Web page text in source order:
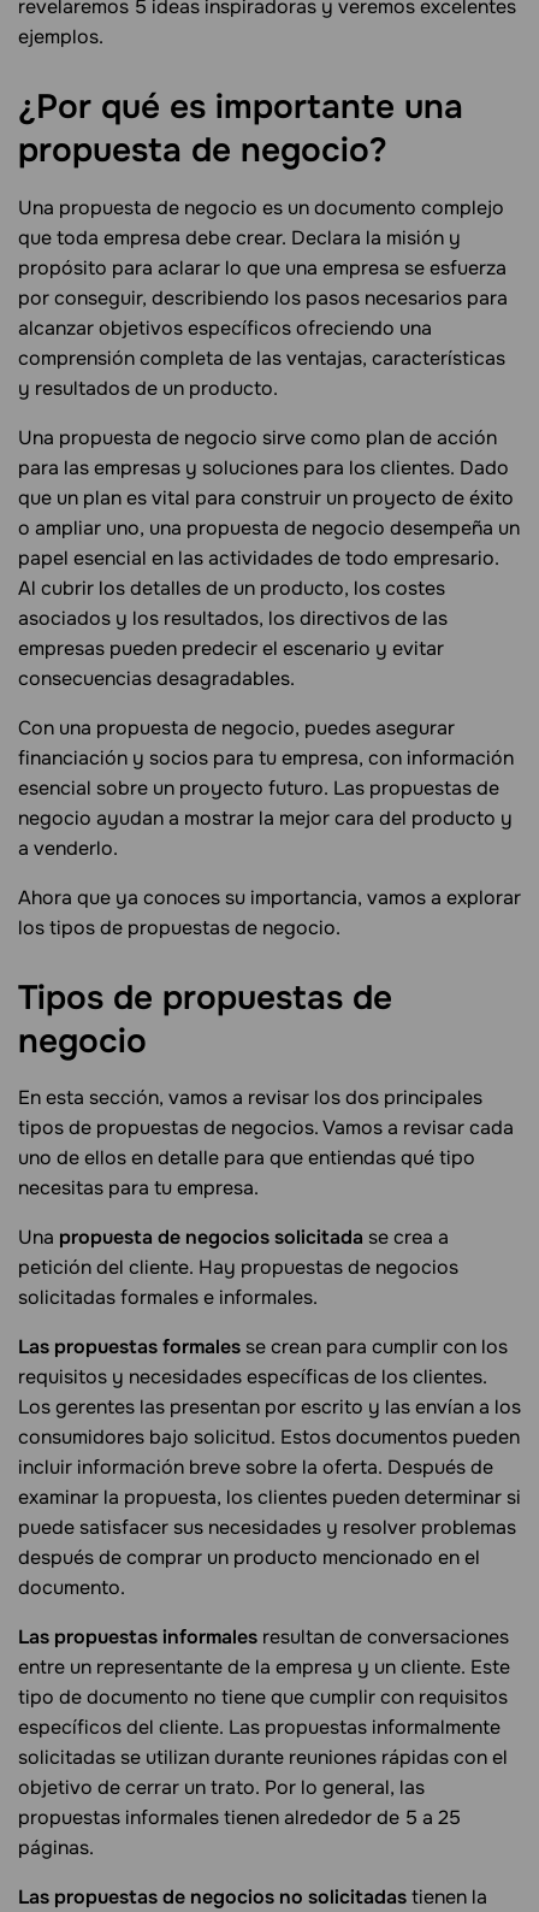
revelaremos 5 ideas inspiradoras y veremos excelentes
ejemplos.
¿Por qué es importante una
propuesta de negocio?
Una propuesta de negocio es un documento complejo
que toda empresa debe crear. Declara la misión y
propósito para aclarar lo que una empresa se esfuerza
por conseguir, describiendo los pasos necesarios para
alcanzar objetivos específicos ofreciendo una
comprensión completa de las ventajas, características
y resultados de un producto.
Una propuesta de negocio sirve como plan de acción
para las empresas y soluciones para los clientes. Dado
que un plan es vital para construir un proyecto de éxito
o ampliar uno, una propuesta de negocio desempeña un
papel esencial en las actividades de todo empresario.
Al cubrir los detalles de un producto, los costes
asociados y los resultados, los directivos de las
empresas pueden predecir el escenario y evitar
consecuencias desagradables.
Con una propuesta de negocio, puedes asegurar
financiación y socios para tu empresa, con información
esencial sobre un proyecto futuro. Las propuestas de
negocio ayudan a mostrar la mejor cara del producto y
a venderlo.
Ahora que ya conoces su importancia, vamos a explorar
los tipos de propuestas de negocio.
Tipos de propuestas de
negocio
En esta sección, vamos a revisar los dos principales
tipos de propuestas de negocios. Vamos a revisar cada
uno de ellos en detalle para que entiendas qué tipo
necesitas para tu empresa.
Una propuesta de negocios solicitada se crea a
petición del cliente. Hay propuestas de negocios
solicitadas formales e informales.
Las propuestas formales se crean para cumplir con los
requisitos y necesidades específicas de los clientes.
Los gerentes las presentan por escrito y las envían a los
consumidores bajo solicitud. Estos documentos pueden
incluir información breve sobre la oferta. Después de
examinar la propuesta, los clientes pueden determinar si
puede satisfacer sus necesidades y resolver problemas
después de comprar un producto mencionado en el
documento.
Las propuestas informales resultan de conversaciones
entre un representante de la empresa y un cliente. Este
tipo de documento no tiene que cumplir con requisitos
específicos del cliente. Las propuestas informalmente
solicitadas se utilizan durante reuniones rápidas con el
objetivo de cerrar un trato. Por lo general, las
propuestas informales tienen alrededor de 5 a 25
páginas.
Las propuestas de negocios no solicitadastienen la